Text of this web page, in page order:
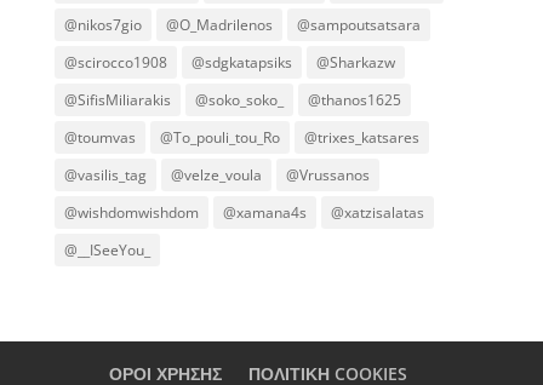
@nikos7gio
@O_Madrilenos
@sampoutsatsara
@scirocco1908
@sdgkatapsiks
@Sharkazw
@SifisMiliarakis
@soko_soko_
@thanos1625
@toumvas
@To_pouli_tou_Ro
@trixes_katsares
@vasilis_tag
@velze_voula
@Vrussanos
@wishdomwishdom
@xamana4s
@xatzisalatas
@__ISeeYou_
ΟΡΟΙ ΧΡΗΣΗΣ ΠΟΛΙΤΙΚΗ COOKIES